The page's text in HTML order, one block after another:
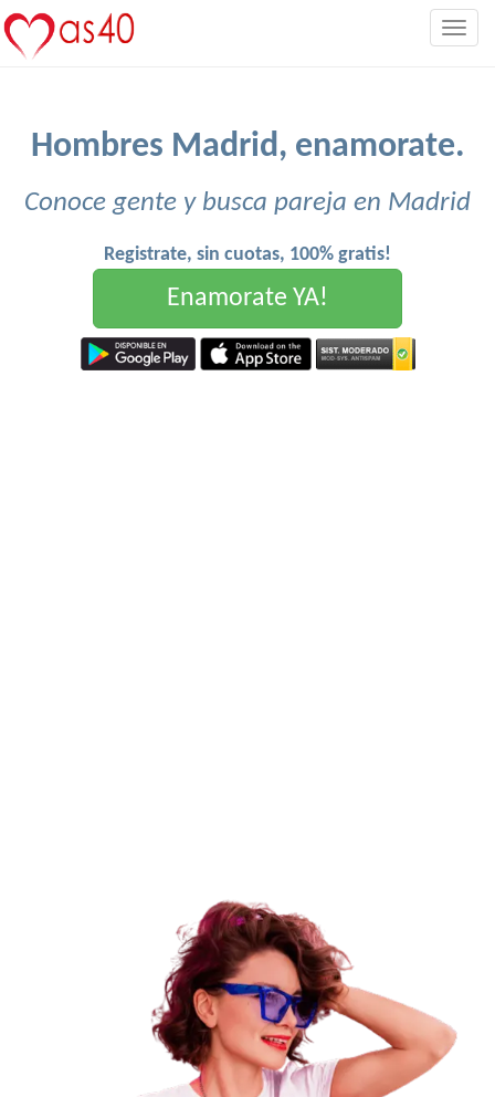
Hombres Madrid, enamorate.
Conoce gente y busca pareja en Madrid
Registrate, sin cuotas, 100% gratis!
Enamorate YA!